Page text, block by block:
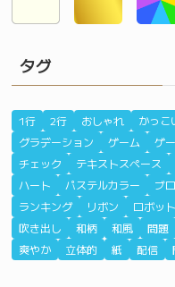
タグ
1行 2行 おしゃれ かっこ
グラデーション
ゲーム ゲ
チェック
テキストスペース
ハート
パステルカラー ブ
ランキング
リボン ロボット
吹き出し
和柄 和風 問題
爽やか
立体的 紙 配信